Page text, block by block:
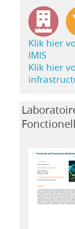
Klik hier
IMIS
Klik hier